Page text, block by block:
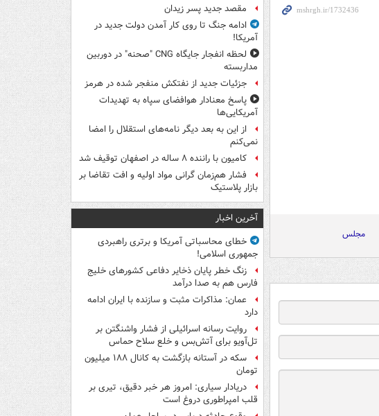
مجلس
مقصد جدید پسر زیدان
ادامه جنگ تا روی کار آمدن دولت جدید در
آمریکا!
لحظه انفجار جایگاه CNG "صحنه" در دوربین
مداربسته
جزئیات جدید از نفتکش منفجر شده در هرمز
پاسخ معنادار هوافضای سپاه به تهدیدات
آمریکایی‌ها
از این به بعد دیگر نامه‌های استقلال را امضا
نمی‌کنم
کامیون با راننده ۸ ساله در اصفهان توقیف شد
فشار هم‌زمان گرانی مواد اولیه و افت تقاضا بر
بازار پلاستیک
آخرین اخبار
خطای محاسباتی آمریکا و برتری راهبردی
جمهوری اسلامی!
زنگ خطر پایان ذخایر دفاعی کشورهای خلیج
فارس هم به صدا درآمد
عمان: مذاکرات مثبت و سازنده با ایران ادامه
دارد
روایت رسانه اسرائیلی از فشار واشنگتن بر
تل‌آویو برای آتش‌بس و خلع سلاح حماس
سکه در آستانه بازگشت به کانال ۱۸۸ میلیون
تومان
دریادار سیاری: امروز هر خبر دقیق، تیری بر
قلب امپراطوری دروغ است